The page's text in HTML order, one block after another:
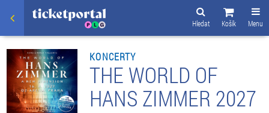
Menu
Košík
Hledat
KONCERTY
THE WORLD OF
HANS ZIMMER 2027